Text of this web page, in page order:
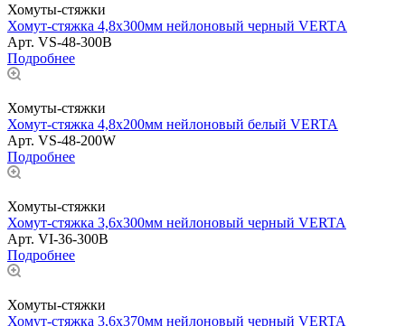
Хомуты-стяжки
Хомут-стяжка 4,8х300мм нейлоновый черный VERTА
Арт. VS-48-300B
Подробнее
Хомуты-стяжки
Хомут-стяжка 4,8х200мм нейлоновый белый VERTA
Арт. VS-48-200W
Подробнее
Хомуты-стяжки
Хомут-стяжка 3,6х300мм нейлоновый черный VERTA
Арт. VI-36-300B
Подробнее
Хомуты-стяжки
Хомут-стяжка 3,6х370мм нейлоновый черный VERTA